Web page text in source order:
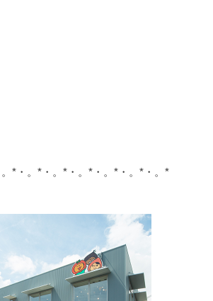
*・。*・。*・。*・。*・。*・。*